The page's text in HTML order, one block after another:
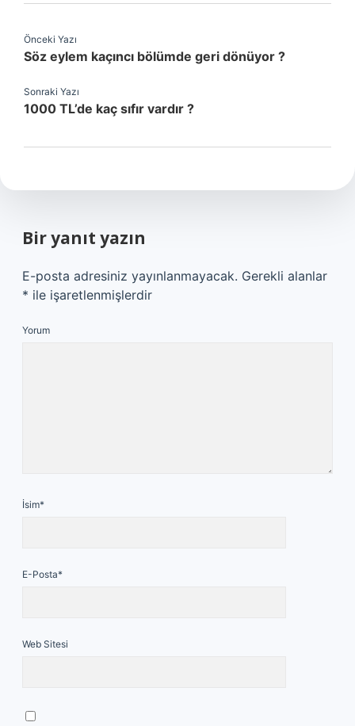
Önceki Yazı
Söz eylem kaçıncı bölümde geri dönüyor ?
Sonraki Yazı
1000 TL’de kaç sıfır vardır ?
Bir yanıt yazın
E-posta adresiniz yayınlanmayacak. Gerekli alanlar
* ile işaretlenmişlerdir
Yorum
İsim*
E-Posta*
Web Sitesi